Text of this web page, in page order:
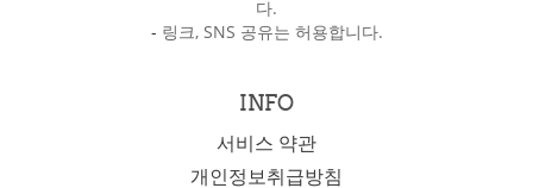
다.
- 링크, SNS 공유는 허용합니다.
INFO
서비스 약관
개인정보취급방침